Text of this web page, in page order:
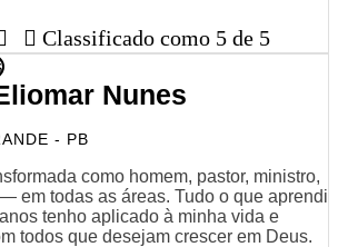
 Classificado como 5 de 5
Nunes
- PB
como homem, pastor, ministro,
em todas as áreas. Tudo o que aprendi
tenho aplicado à minha vida e
todos que desejam crescer em Deus.